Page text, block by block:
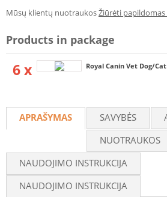
Mūsų klientų nuotraukosŽiūrėti
Products in package
6 x Royal Canin Vet Dog/
APRAŠYMAS SAVYBĖS
NUOTRAUKOS
NAUDOJIMO INSTRUKCIJA
NAUDOJIMO INSTRUKCIJA